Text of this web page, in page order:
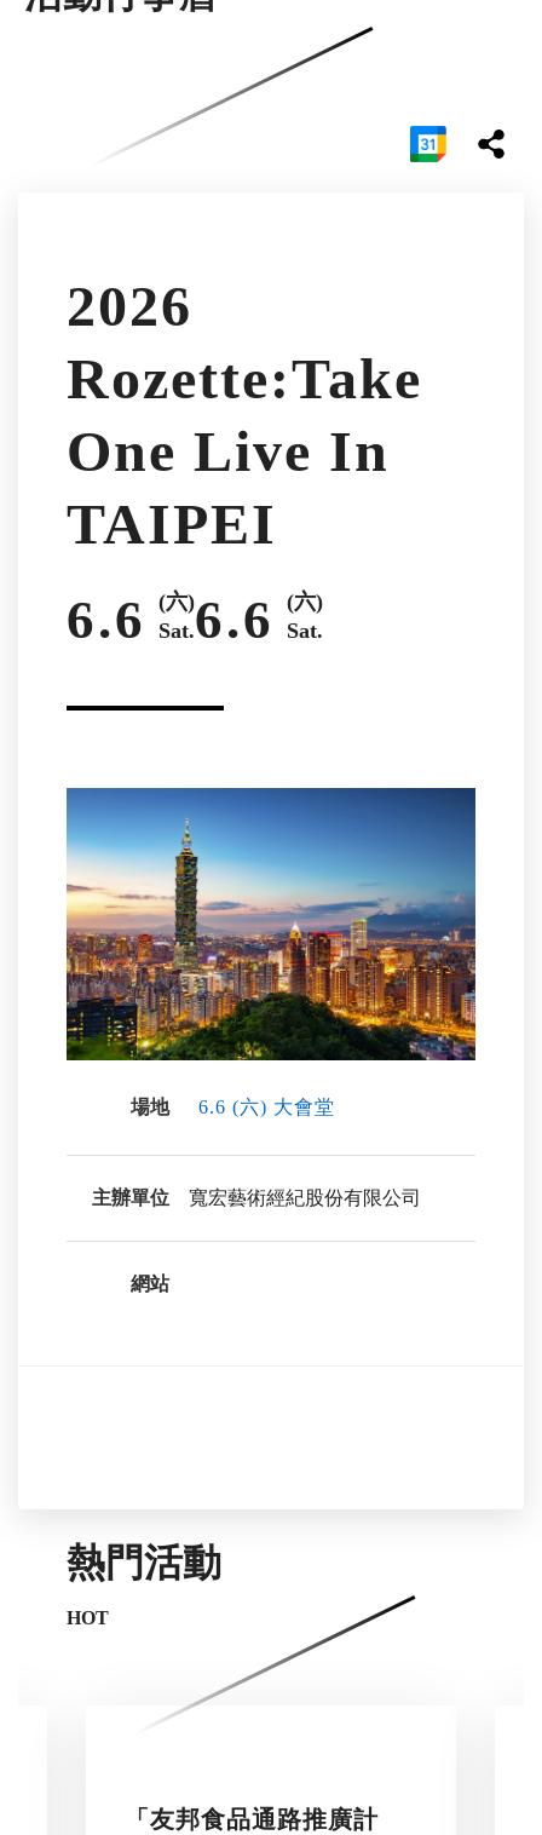
2026
Rozette:Take
One Live In
TAIPEI
6.6
(六)
Sat.6.6
(六)
Sat.
場地 6.6 (六) 大會堂
主辦單位 寬宏藝術經紀股份有限公司
網站
熱門活動
HOT
「友邦食品通路推廣計